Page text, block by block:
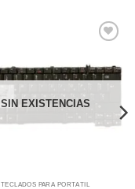
SIN EXISTENCIAS
TECLADOS PARA PORTÁTIL